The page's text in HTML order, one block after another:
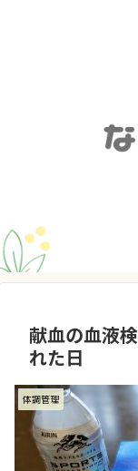
献血の血液
れた日
体調管理